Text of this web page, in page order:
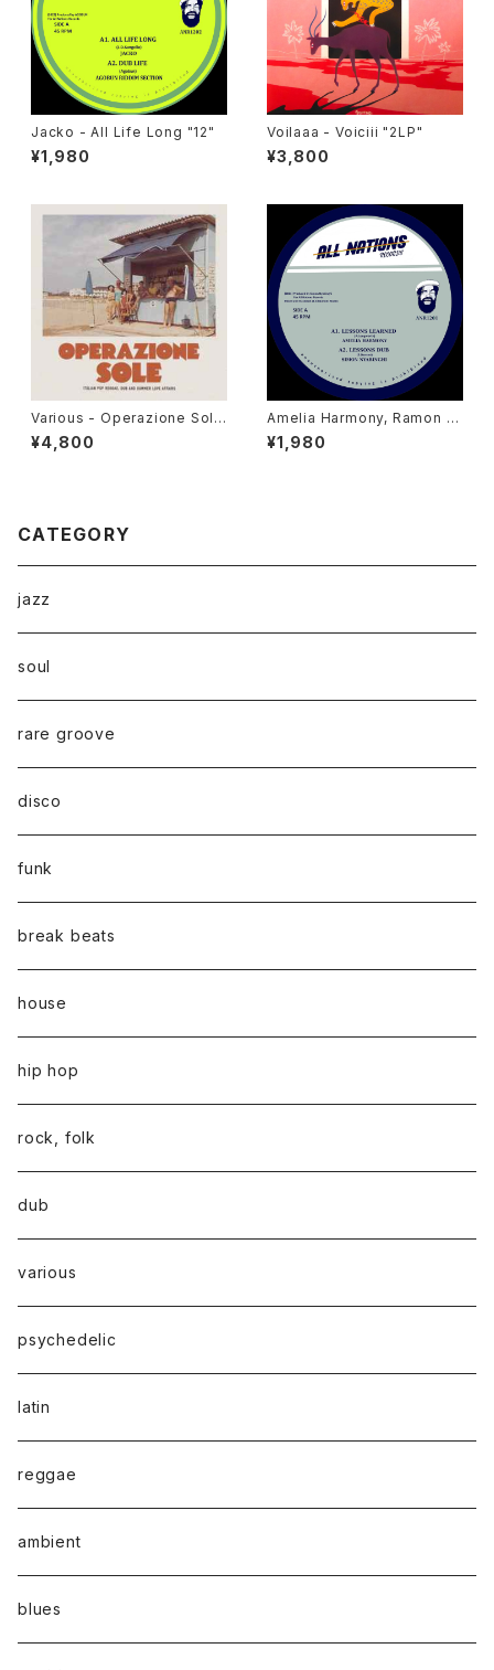
Jacko - All Life Long "12"
¥1,980
Voilaaa - Voiciii "2LP"
¥3,800
Various - Operazione Sole
(Italian Pop Reggae, Dub A
nd Summer Love Affairs)"L
¥4,800
Amelia Harmony, Ramon J
udah, Jah 93, Simon Nyabi
nghi - Lessons Learned "1
¥1,980
CATEGORY
jazz
soul
rare groove
disco
funk
break beats
house
hip hop
rock, folk
dub
various
psychedelic
latin
reggae
ambient
blues